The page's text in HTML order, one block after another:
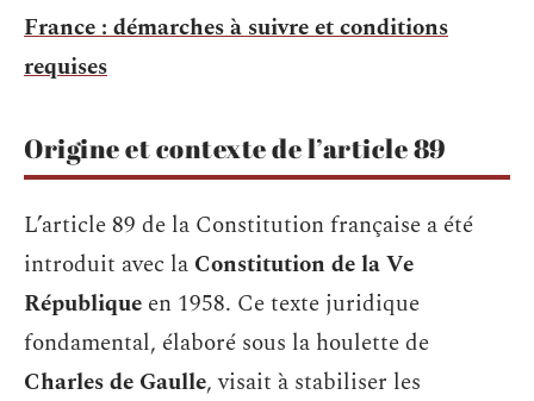
France : démarches à suivre et conditions
requises
Origine et contexte de l’article 89
L’article 89 de la Constitution française a été
introduit avec la Constitution de la Ve
République en 1958. Ce texte juridique
fondamental, élaboré sous la houlette de
Charles de Gaulle, visait à stabiliser les